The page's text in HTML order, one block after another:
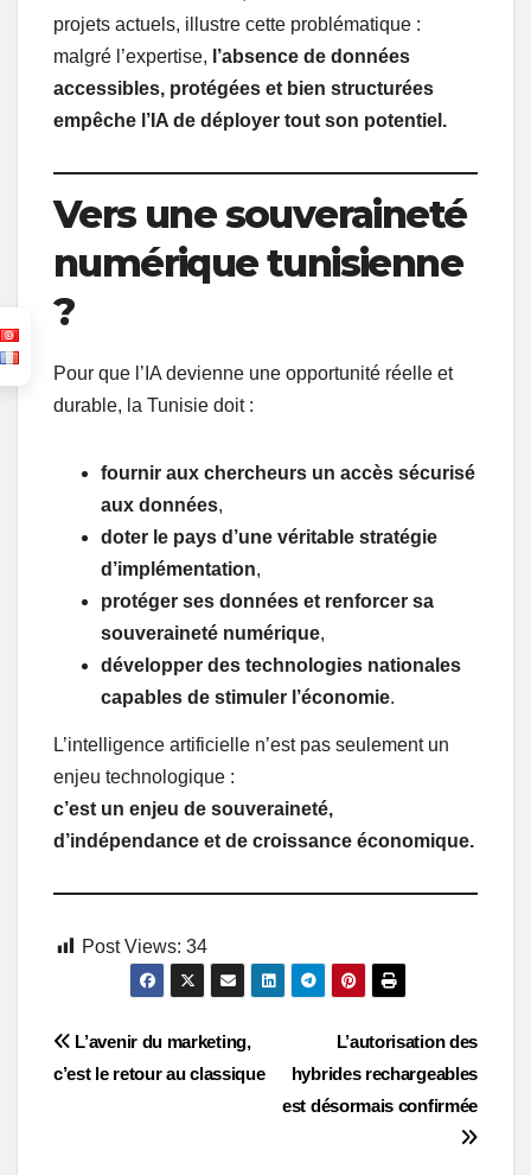
projets actuels, illustre cette problématique :
malgré l’expertise, l’absence de données
accessibles, protégées et bien structurées
empêche l’IA de déployer tout son potentiel.
Vers une souveraineté
numérique tunisienne
?
Pour que l’IA devienne une opportunité réelle et
durable, la Tunisie doit :
fournir aux chercheurs un accès sécurisé
aux données,
doter le pays d’une véritable stratégie
d’implémentation,
protéger ses données et renforcer sa
souveraineté numérique,
développer des technologies nationales
capables de stimuler l’économie.
L’intelligence artificielle n’est pas seulement un
enjeu technologique :
c’est un enjeu de souveraineté,
d’indépendance et de croissance économique.
Post Views: 34
Post
navigation
L’autorisation des
hybrides rechargeables
est désormais confirmée
L’avenir du marketing,
c’est le retour au classique